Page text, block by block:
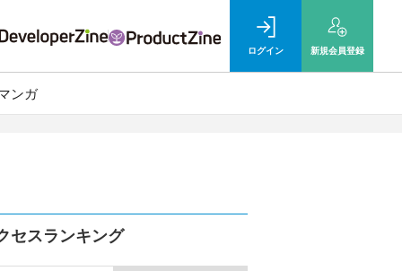
ログイン 新規会員登録
ンガ
セスランキング